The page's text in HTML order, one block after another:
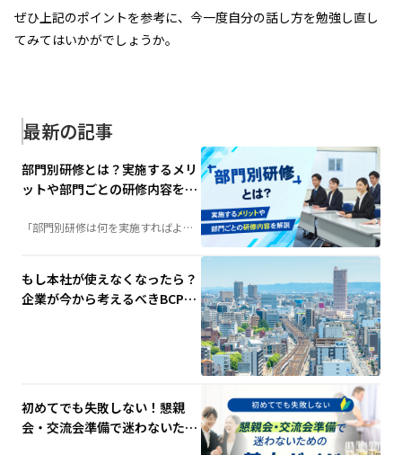
ぜひ上記のポイントを参考に、今一度自分の話し方を勉強し直し
てみてはいかがでしょうか。
最新の記事
部門別研修とは？実施するメリ
ットや部門ごとの研修内容を解
「部門別研修は何を実施すればよ
い？」そんな担当者の疑問を解決。
させるポイントまで、人材育成に役
立つ情報を分かりやすく解説しま
す。
もし本社が使えなくなったら？
企業が今から考えるべきBCP対
初めてでも失敗しない！懇親
会・交流会準備で迷わないため